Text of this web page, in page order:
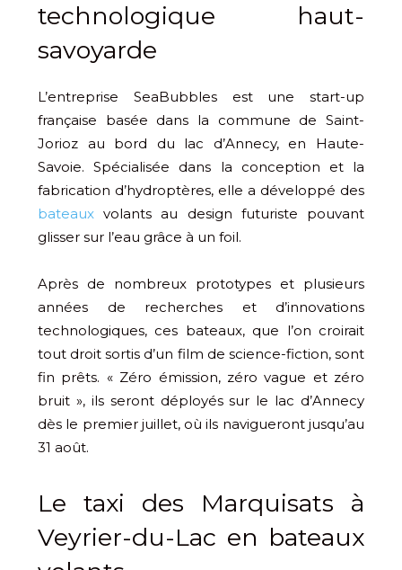
technologique haut-
savoyarde
L’entreprise SeaBubbles est une start-up
française basée dans la commune de Saint-
Jorioz au bord du lac d’Annecy, en Haute-
Savoie. Spécialisée dans la conception et la
fabrication d’hydroptères, elle a développé des
bateaux volants au design futuriste pouvant
glisser sur l’eau grâce à un foil.
Après de nombreux prototypes et plusieurs
années de recherches et d’innovations
technologiques, ces bateaux, que l’on croirait
tout droit sortis d’un film de science-fiction, sont
fin prêts. « Zéro émission, zéro vague et zéro
bruit », ils seront déployés sur le lac d’Annecy
dès le premier juillet, où ils navigueront jusqu’au
31 août.
Le taxi des Marquisats à
Veyrier-du-Lac en bateaux